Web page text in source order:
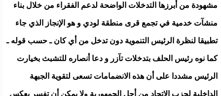
مشهودة من أبرزها التدخلات الواضحة لدعم الفقراء من خلال بناء
منشآت خدمية في تجمع قرى منطقة لودي و هو الإنجاز الذي جاء
تطبيقا لنظرة الرئيس التنموية دون تدخل من أي كان ـ حسب قوله ـ
كما نوه رئيس الحلف بتدخلات تآزر و دعا أنصاره للتشبث بخيارت
الرئيس مشددا على أن هذه الانضمامات تسعى لتقوية الجبهة
الداخلية لحزب الاتحاد من أجل الجمهورية ولا يمكن أن تفسر بعكس